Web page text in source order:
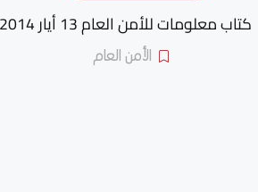
كتاب معلومات للأمن العام 13 أيار 2014
الأمن العام